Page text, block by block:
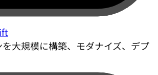
大規模に構築、モダナイズ、デプ